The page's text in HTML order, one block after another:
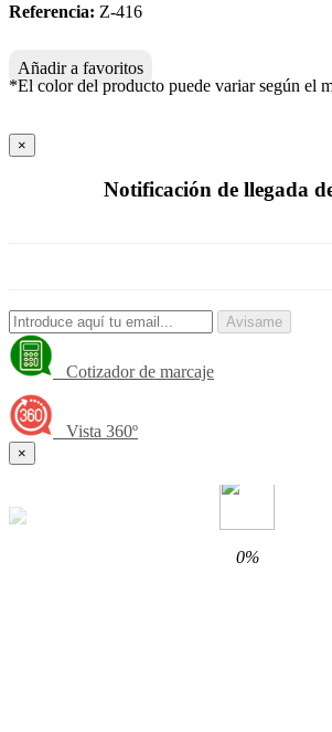
Referencia: Z-416
Añadir a favoritos
*El color del producto puede variar según el
×
Notificación de llegada
Avisame
Cotizador de marcaje
Vista 360º
×